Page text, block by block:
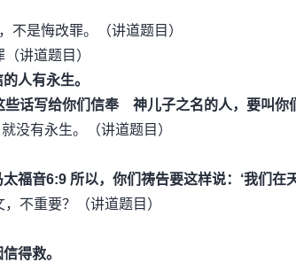
不是悔改罪。（讲道题目）
道题目）
人有永生。
些话写给你们信奉 神儿子之名的人，要叫你
没有永生。（讲道题目）
太福音6:9 所以，你们祷告要这样说：‘我们在
不重要？（讲道题目）
得救。